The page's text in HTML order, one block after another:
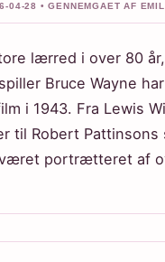
04-28 • GENNEMGAET AF
lærred i over 80
Bruce Wayne
i 1943. Fra Lewis
til Robert Pattinsons
portrætteret af